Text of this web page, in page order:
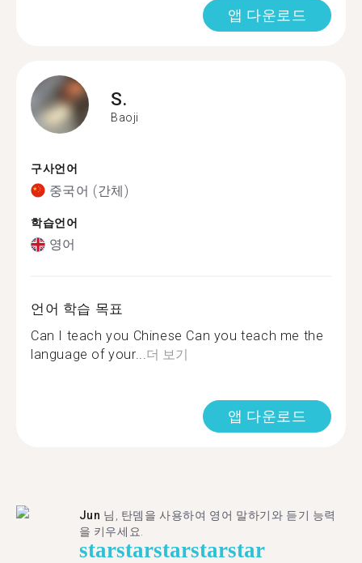
앱 다운로드
S.
Baoji
구사언어
중국어 (간체)
학습언어
영어
언어 학습 목표
Can I teach you Chinese Can you teach me the
language of your...더 보기
앱 다운로드
Jun 님, 탄뎀을 사용하여 영어 말하기와 듣기 능력
을 키우세요.
starstarstarstarstar